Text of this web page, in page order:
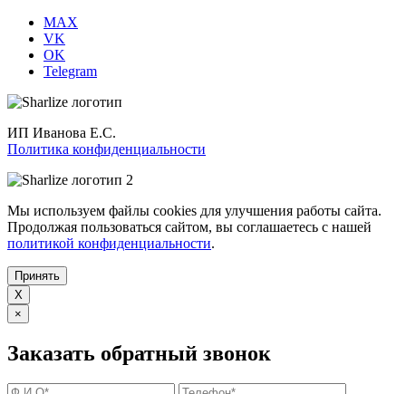
MAX
VK
OK
Telegram
ИП Иванова Е.С.
Политика конфиденциальности
Мы используем файлы cookies для улучшения работы сайта.
Продолжая пользоваться сайтом, вы соглашаетесь с нашей
политикой конфиденциальности.
Принять
X
×
Заказать обратный звонок